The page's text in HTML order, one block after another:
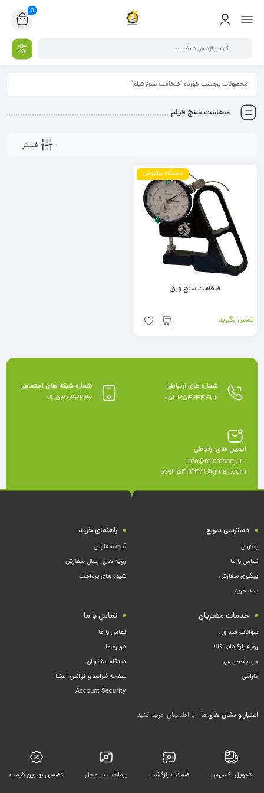
0
محصولات برچسب خورده “ضخامت سنج فیلم”
ضخامت سنج فیلم
فیلـتر
دستگاه پرفروش
ضخامت سنج ورق
تماس بگیرید
شماره های ارتباطی
051-35424441-2
شماره شبکه های اجتماعی
09153033236
ایمیل های ارتباطی
info@microsanj.ir -
pse35424441@gmail.com
دسترسی سریع
ویترین
تماس با ما
پیگیری سفارش
سبد خرید
راهنمای خرید
ثبت سفارش
رویه های ارسال سفارش
شیوه های پرداخت
خدمات مشتریان
سوالات متداول
رویه بازگردانی کالا
حریم خصوصی
گارانتی
تماس با ما
تماس با ما
درباره ما
دیدگاه مشتریان
صفحه شرایط و قوانین اعضا
Account Security
اعتبار و نشان های ما با اطمینان خرید کنید
تحویل اکسپرس ضمانت بازگشت پرداخت در محل تضمین بهترین قیمت